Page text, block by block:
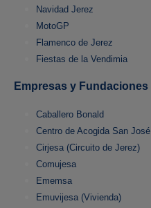
Navidad Jerez
MotoGP
Flamenco de Jerez
Fiestas de la Vendimia
Empresas y Fundaciones
Caballero Bonald
Centro de Acogida San José
Cirjesa (Circuito de Jerez)
Comujesa
Ememsa
Emuvijesa (Vivienda)